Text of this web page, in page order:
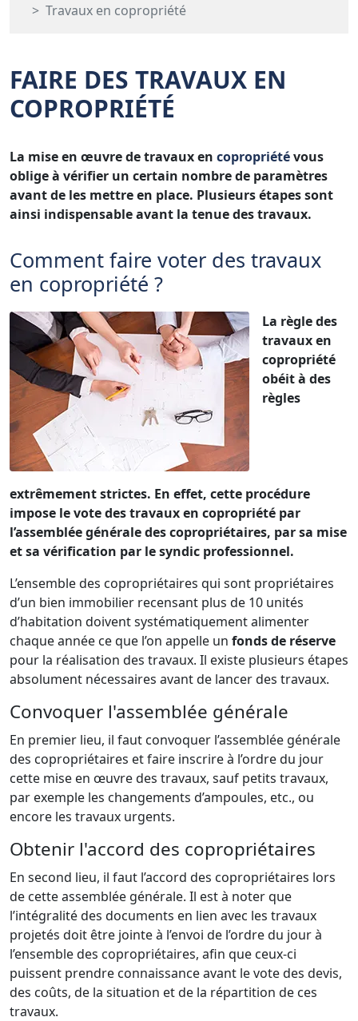
Travaux en copropriété
FAIRE DES TRAVAUX EN
COPROPRIÉTÉ
La mise en œuvre de travaux en copropriétévous
oblige à vérifier un certain nombre de paramètres
avant de les mettre en place. Plusieurs étapes sont
ainsi indispensable avant la tenue des travaux.
Comment faire voter des travaux
en copropriété ?
La règle des
travaux en
copropriété
obéit à des
règles
extrêmement strictes. En effet, cette procédure
impose le vote des travaux en copropriété par
l’assemblée générale des copropriétaires, par sa mise
et sa vérification par le syndic professionnel.
L’ensemble des copropriétaires qui sont propriétaires
d’un bien immobilier recensant plus de 10 unités
d’habitation doivent systématiquement alimenter
chaque année ce que l’on appelle un fonds de réserve
pour la réalisation des travaux. Il existe plusieurs étapes
absolument nécessaires avant de lancer des travaux.
Convoquer l'assemblée générale
En premier lieu, il faut convoquer l’assemblée générale
des copropriétaires et faire inscrire à l’ordre du jour
cette mise en œuvre des travaux, sauf petits travaux,
par exemple les changements d’ampoules, etc., ou
encore les travaux urgents.
Obtenir l'accord des copropriétaires
En second lieu, il faut l’accord des copropriétaires lors
de cette assemblée générale. Il est à noter que
l’intégralité des documents en lien avec les travaux
projetés doit être jointe à l’envoi de l’ordre du jour à
l’ensemble des copropriétaires, afin que ceux-ci
puissent prendre connaissance avant le vote des devis,
des coûts, de la situation et de la répartition de ces
travaux.